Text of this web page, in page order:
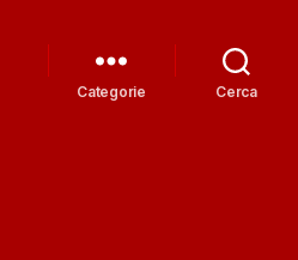
Categorie Cerca